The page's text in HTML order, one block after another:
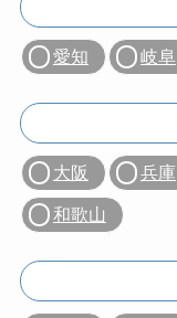
愛知 岐阜
大阪 兵庫
和歌山